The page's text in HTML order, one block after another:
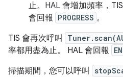
止。HAL 會增加頻率，
會回報 PROGRESS 。
TIS 會再次呼叫
率都用盡為止。 HAL 會回報
掃描期間，您可以呼叫